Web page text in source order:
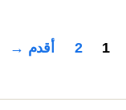
تعدد
المقالات
1
2 أقدم →